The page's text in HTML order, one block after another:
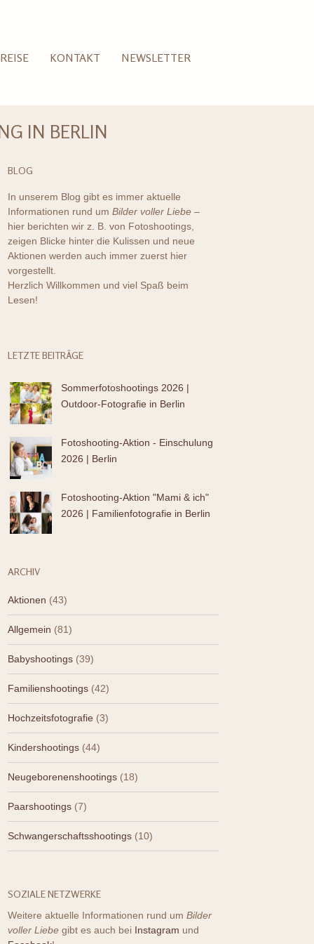
KONTAKT NEWSLETTER
IN BERLIN
BLOG
In unserem Blog gibt es immer aktuelle
Informationen rund um Bilder voller Liebe –
hier berichten wir z. B. von Fotoshootings,
zeigen Blicke hinter die Kulissen und neue
Aktionen werden auch immer zuerst hier
vorgestellt.
Herzlich Willkommen und viel Spaß beim
Lesen!
LETZTE BEITRÄGE
Sommerfotoshootings 2026 |
Outdoor-Fotografie in Berlin
Fotoshooting-Aktion - Einschulung
2026 | Berlin
Fotoshooting-Aktion "Mami & ich"
2026 | Familienfotografie in Berlin
ARCHIV
Aktionen (43)
Allgemein (81)
Babyshootings (39)
Familienshootings (42)
Hochzeitsfotografie (3)
Kindershootings (44)
Neugeborenenshootings (18)
Paarshootings (7)
Schwangerschaftsshootings (10)
SOZIALE NETZWERKE
Weitere aktuelle Informationen rund um Bilder
voller Liebe gibt es auch bei Instagram und